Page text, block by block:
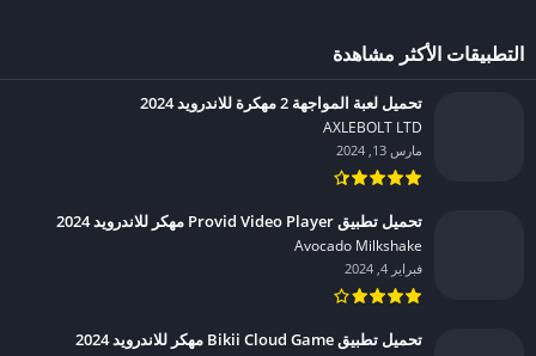
التطبيقات الأكثر مشاهدة
تحميل لعبة المواجهة 2 مهكرة للاندرويد 2024
AXLEBOLT LTD‏
مارس 13, 2024
تحميل تطبيق Provid Video Player مهكر للاندرويد 2024
Avocado Milkshake‏
فبراير 4, 2024
تحميل تطبيق Bikii Cloud Game مهكر للاندرويد 2024